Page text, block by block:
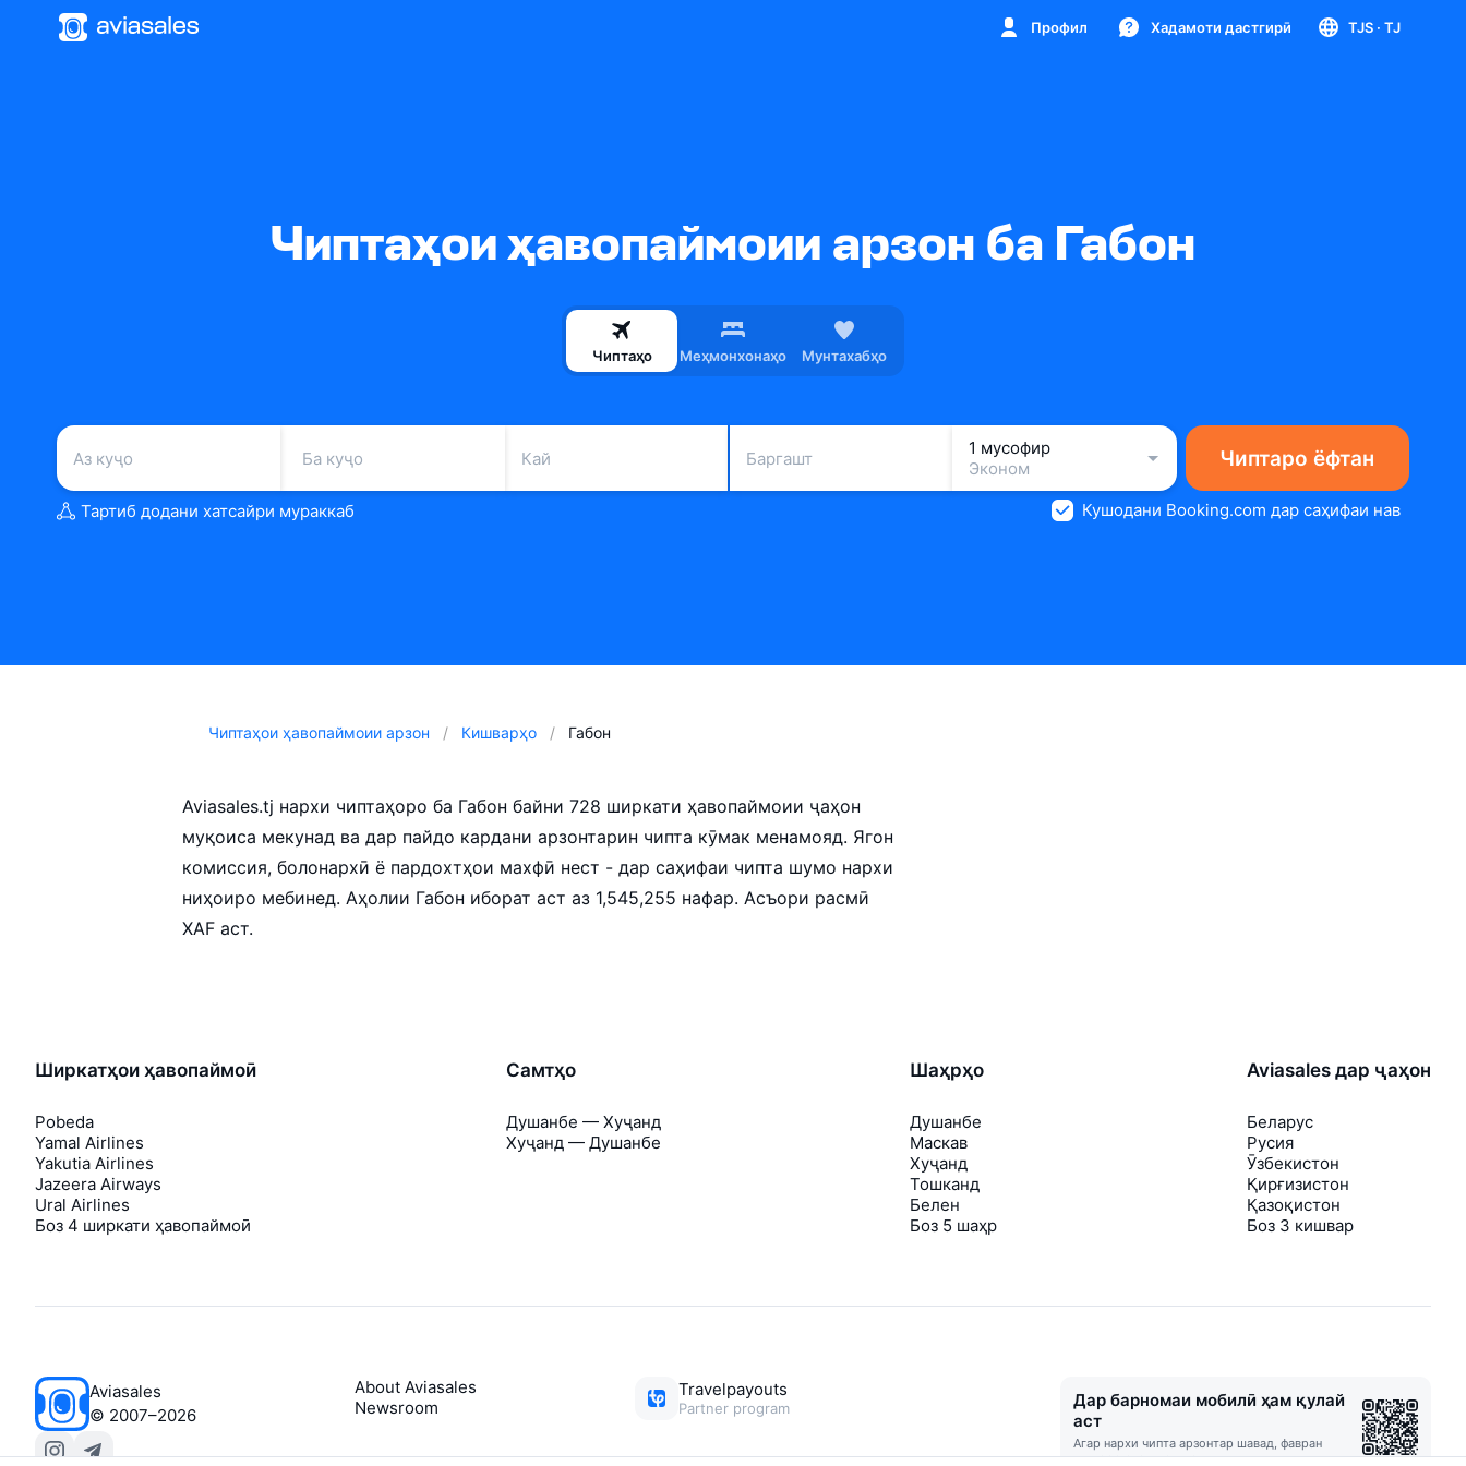
Профил Хадамоти дастгирӣ TJS · TJ
Чиптаҳои ҳавопаймоии арзон ба Габон
Чиптаҳо Меҳмонхонаҳо Мунтахабҳо
Кай Баргашт
1 мусофир
Эконом
Чиптаро ёфтан
Тартиб додани хатсайри мураккаб Кушодани Booking.com дар саҳифаи нав
Чиптаҳои ҳавопаймоии арзон Кишварҳо Габон
Aviasales.tj нархи чиптаҳоро ба Габон байни 728 ширкати ҳавопаймоии ҷаҳон
муқоиса мекунад ва дар пайдо кардани арзонтарин чипта кӯмак менамояд. Ягон
комиссия, болонархӣ ё пардохтҳои махфӣ нест - дар саҳифаи чипта шумо нархи
ниҳоиро мебинед. Аҳолии Габон иборат аст аз 1,545,255 нафар. Асъори расмӣ
XAF аст.
Ширкатҳои ҳавопаймоӣ
Pobeda
Yamal Airlines
Yakutia Airlines
Jazeera Airways
Ural Airlines
Боз 4 ширкати ҳавопаймоӣ
Самтҳо
Душанбе — Хуҷанд
Хуҷанд — Душанбе
Шаҳрҳо
Душанбе
Маскав
Хуҷанд
Тошканд
Белен
Боз 5 шаҳр
Aviasales дар ҷаҳон
Беларус
Русия
Ӯзбекистон
Қирғизистон
Қазоқистон
Боз 3 кишвар
Aviasales
© 2007–2026
About Aviasales
Newsroom
Travelpayouts
Partner program
Дар барномаи мобилӣ ҳам қулай
аст
Агар нархи чипта арзонтар шавад, фавран
шуморо огоҳ мекунем